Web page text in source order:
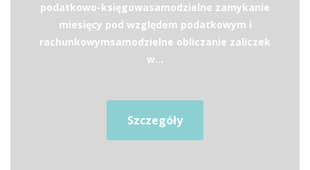
podatkowo-księgowasamodzielne zamykanie
miesięcy pod względem podatkowym i
rachunkowymsamodzielne obliczanie zaliczek
w...
Szczegóły